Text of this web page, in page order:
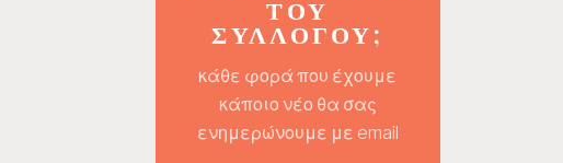
ΤΟΥ
ΣΥΛΛΌΓΟΥ;
κάθε φορά που έχουμε
κάποιο νέο θα σας
ενημερώνουμε με email